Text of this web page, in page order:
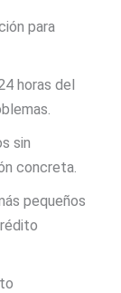
para
horas del
sin
concreta.
pequeños